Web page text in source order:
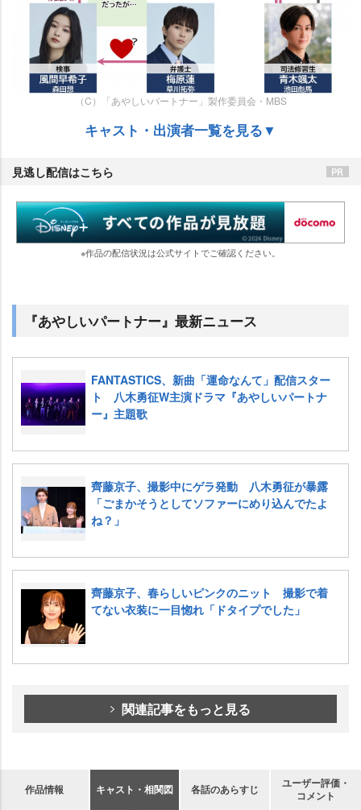
（C）「あやしいパートナー」製作委員会・MBS
キャスト・出演者一覧を見る▼
見逃し配信はこちら
※作品の配信状況は公式サイトでご確認ください。
『あやしいパートナー』最新ニュース
FANTASTICS、新曲「運命なんて」配信スター
ト 八木勇征W主演ドラマ『あやしいパートナ
ー』主題歌
齊藤京子、撮影中にゲラ発動 八木勇征が暴露
「ごまかそうとしてソファーにめり込んでたよ
ね？」
齊藤京子、春らしいピンクのニット 撮影で着
てない衣装に一目惚れ「ドタイプでした」
関連記事をもっと見る
作品情報 キャスト・相関図 各話のあらすじ
ユーザー評価・
コメント